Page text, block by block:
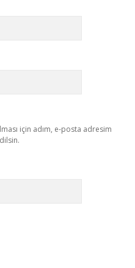
için adım, e-posta adresim